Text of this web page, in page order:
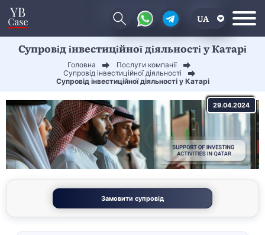
UA
EN
Супровід інвестиційної діяльності у Катарі
Головна
Послуги компанії
Супровід інвестиційної діяльності
Супровід інвестиційної діяльності у Катарі
29.04.2024
Замовити супровід